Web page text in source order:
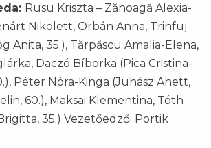
Rusu Kriszta – Zănoagă Alexia-
Nikolett, Orbán Anna, Trinfuj
Anita, 35.), Tărpăscu Amalia-Elena,
Daczó Bíborka (Pica Cristina-
Péter Nóra-Kinga (Juhász Anett,
60.), Maksai Klementina, Tóth
35.) Vezetőedző: Portik